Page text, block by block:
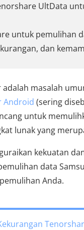
UltData
untuk pemulihan
dan
masalah
Android (sering
untuk
lunak yang
kekuatan
data
Anda.